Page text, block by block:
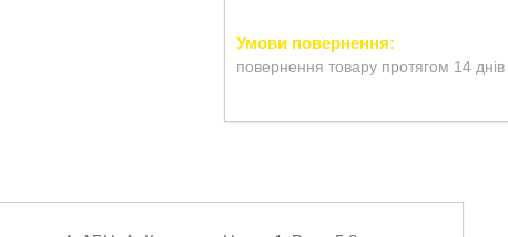
повернення товару протягом 14 днів